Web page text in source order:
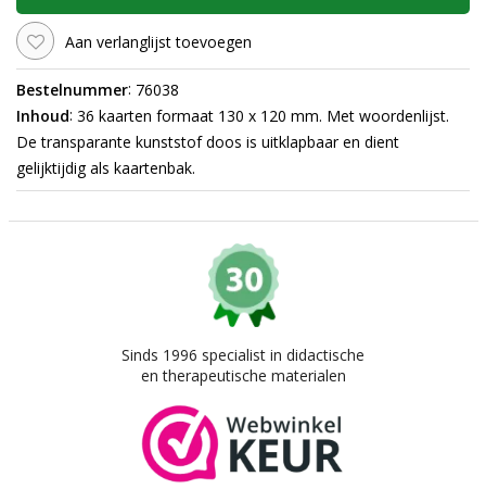
Aan verlanglijst toevoegen
Bestelnummer: 76038
Inhoud: 36 kaarten formaat 130 x 120 mm. Met woordenlijst.
De transparante kunststof doos is uitklapbaar en dient
gelijktijdig als kaartenbak.
Sinds 1996 specialist in didactische
en therapeutische materialen